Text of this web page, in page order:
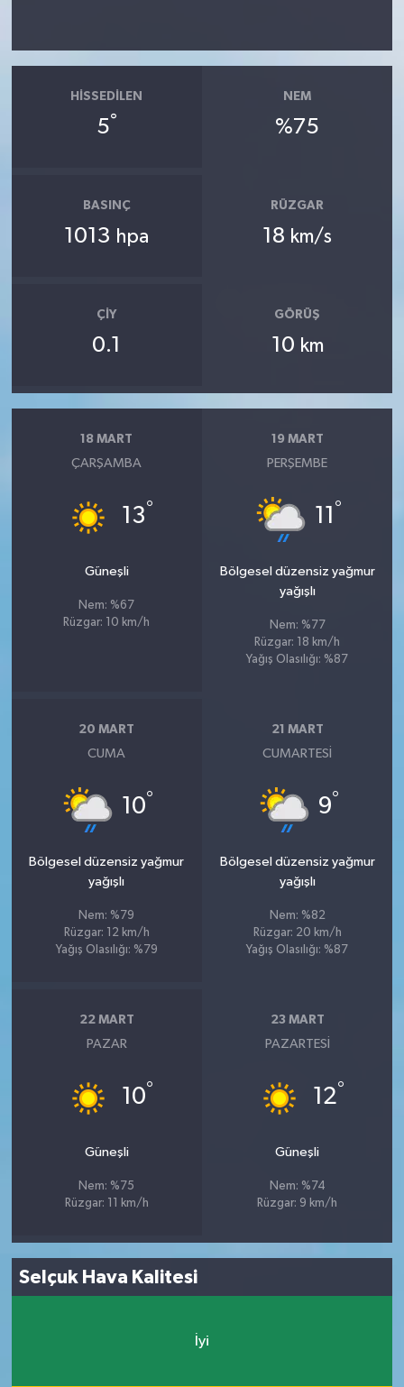
HISSEDILEN
5°
NEM
%75
BASINÇ
1013 hpa
RÜZGAR
18 km/s
ÇIY
0.1
GÖRÜŞ
10 km
18 MART
ÇARŞAMBA
13°
Güneşli
Nem: %67
Rüzgar: 10 km/h
19 MART
PERŞEMBE
11 °
Bölgesel düzensiz yağmur
yağışlı
Nem: %77
Rüzgar: 18 km/h
Yağış Olasılığı: %87
20 MART
CUMA
10°
Bölgesel düzensiz yağmur
yağışlı
Nem: %79
Rüzgar: 12 km/h
Yağış Olasılığı: %79
21 MART
CUMARTESI
9°
Bölgesel düzensiz yağmur
yağışlı
Nem: %82
Rüzgar: 20 km/h
Yağış Olasılığı: %87
22 MART
PAZAR
10°
Güneşli
Nem: %75
Rüzgar: 11 km/h
23 MART
PAZARTESI
12°
Güneşli
Nem: %74
Rüzgar: 9 km/h
Selçuk Hava Kalitesi
İyi